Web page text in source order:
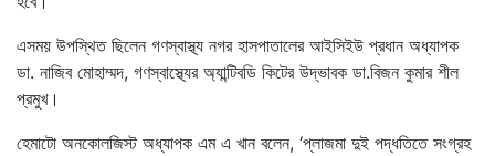
এসময় উপস্থিত ছিলেন গণস্বাস্থ্য নগর হাসপাতালের আইসিইউ প্রধান অধ্যাপক
ডা. নাজিব মোহাম্মদ, গণস্বাস্থ্যের অ্যান্টিবডি কিটের উদ্ভাবক ডা.বিজন কুমার শীল
প্রমুখ।
হেমাটো অনকোলজিস্ট অধ্যাপক এম এ খান বলেন, ‘প্লাজমা দুই পদ্ধতিতে সংগ্রহ